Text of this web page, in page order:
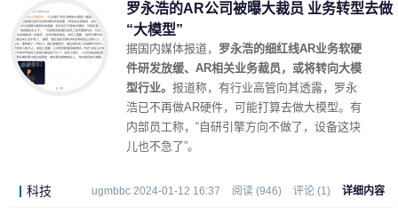
罗永浩的AR公司被曝大裁员 业务转型去做
“大模型”
据国内媒体报道， 罗永浩的细红线AR业务软硬
件研发放缓、AR相关业务裁员，或将转向大模
型行业。 报道称，有行业高管向其透露，罗永
浩已不再做AR硬件，可能打算去做大模型。有
内部员工称，“自研引擎方向不做了，设备这块
儿也不急了”。
科技 ugmbbc 2024-01-12 16:37 阅读 (946) 评论 (1) 详细内容